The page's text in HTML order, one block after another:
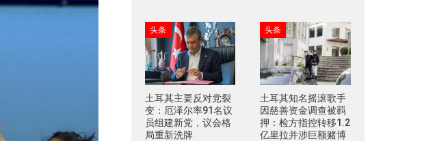
头条
土耳其主要反对党裂
变：厄泽尔率91名议
员组建新党，议会格
局重新洗牌
头条
土耳其知名摇滚歌手
因慈善资金调查被羁
押：检方指控转移1.2
亿里拉并涉巨额赌博